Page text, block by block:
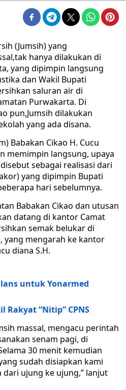
(Jumsih) yang
hanya dilakukan di
yang dipimpin langsung
dan Wakil Bupati
saluran air di
Purwakarta. Di
pun,Jumsih dilakukan
yang ada disana.
Babakan Cikao H. Cucu
memimpin langsung, upaya
sebagai realisasi dari
yang dipimpin Bupati
hari sebelumnya.
Babakan Cikao dan utusan
datang di kantor Camat
semak belukar di
yang mengarah ke kantor
diana S.H.
untuk Yonarmed
Rakyat “Nitip” CPNS
massal, mengacu perintah
senam pagi, di
30 menit kemudian
sudah disiapkan kami
ujung ke ujung,” lanjut